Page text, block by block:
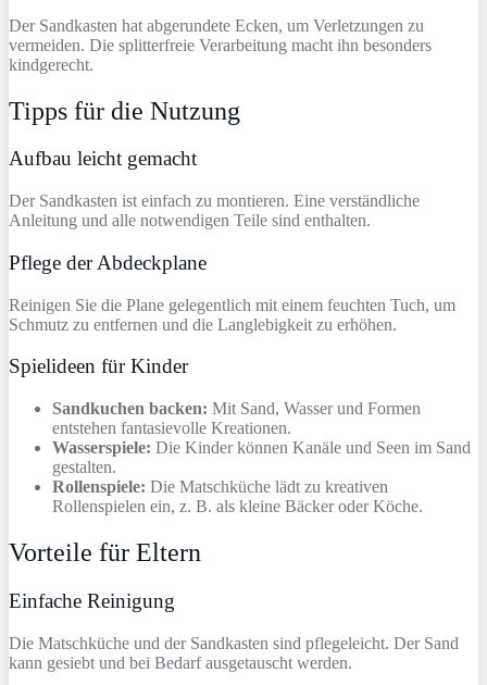
Der Sandkasten hat abgerundete Ecken, um Verletzungen zu
vermeiden. Die splitterfreie Verarbeitung macht ihn besonders
kindgerecht.
Tipps für die Nutzung
Aufbau leicht gemacht
Der Sandkasten ist einfach zu montieren. Eine verständliche
Anleitung und alle notwendigen Teile sind enthalten.
Pflege der Abdeckplane
Reinigen Sie die Plane gelegentlich mit einem feuchten Tuch, um
Schmutz zu entfernen und die Langlebigkeit zu erhöhen.
Spielideen für Kinder
Sandkuchen backen: Mit Sand, Wasser und Formen
entstehen fantasievolle Kreationen.
Wasserspiele: Die Kinder können Kanäle und Seen im Sand
gestalten.
Rollenspiele: Die Matschküche lädt zu kreativen
Rollenspielen ein, z. B. als kleine Bäcker oder Köche.
Vorteile für Eltern
Einfache Reinigung
Die Matschküche und der Sandkasten sind pflegeleicht. Der Sand
kann gesiebt und bei Bedarf ausgetauscht werden.